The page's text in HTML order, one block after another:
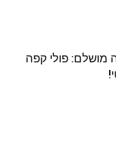
מושלם: פולי קפה